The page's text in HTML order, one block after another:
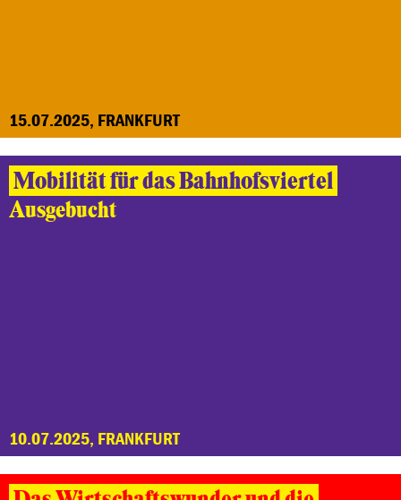
15.07.2025, FRANKFURT
Mobilität für das Bahnhofsviertel
Ausgebucht
10.07.2025, FRANKFURT